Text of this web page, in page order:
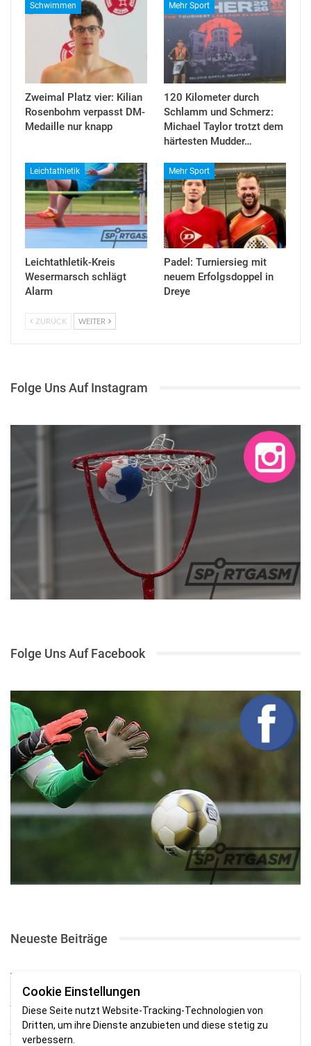
Schwimmen
Zweimal Platz vier: Kilian
Rosenbohm verpasst DM-
Medaille nur knapp
Mehr Sport
120 Kilometer durch
Schlamm und Schmerz:
Michael Taylor trotzt dem
härtesten Mudder…
Leichtathletik
Leichtathletik-Kreis
Wesermarsch schlägt
Alarm
Mehr Sport
Padel: Turniersieg mit
neuem Erfolgsdoppel in
Dreye
ZURÜCK WEITER
Folge Uns Auf Instagram
Folge Uns Auf Facebook
Neueste Beiträge
TSV gewinnt Testspiel bei Braker Reserve
SV Brake gewinnt erstes Heimspiel mit 2:0
SV Brake feiert 5:2-Auftaktsieg beim Delmenhorster TB
Cookie Einstellungen
Diese Seite nutzt Website-Tracking-Technologien von
Dritten, um ihre Dienste anzubieten und diese stetig zu
verbessern.